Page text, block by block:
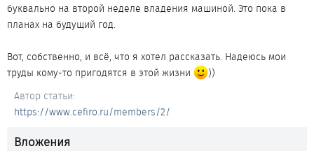
буквально на второй неделе владения машиной. Это пока в
планах на будущий год.
Вот, собственно, и всё, что я хотел рассказать. Надеюсь мои
труды кому-то пригодятся в этой жизни
))
Автор статьи
https://www.cefiro.ru/members/2/
Вложения